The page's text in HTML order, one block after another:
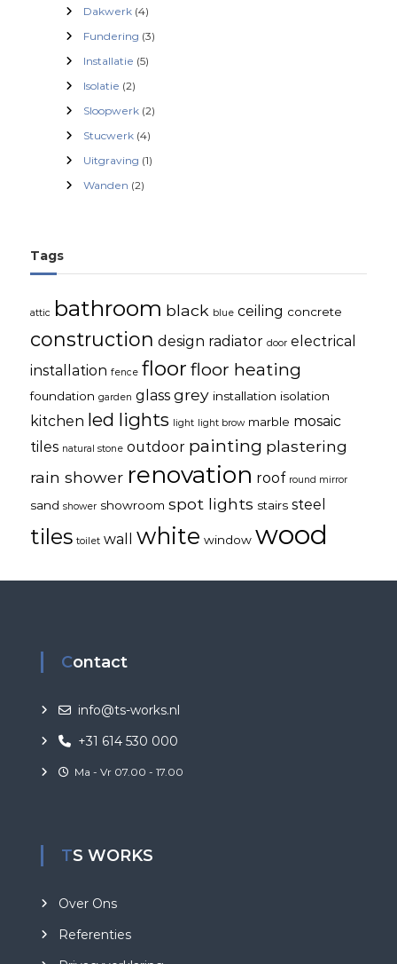
Dakwerk (4)
Fundering (3)
Installatie (5)
Isolatie (2)
Sloopwerk (2)
Stucwerk (4)
Uitgraving (1)
Wanden (2)
Tags
attic bathroom black blue ceiling concrete
construction design radiator door electrical
installation fence floor floor heating
foundation garden glass grey installation isolation
kitchen led lights light light brow marble mosaic
tiles natural stone outdoor painting plastering
rain shower renovation roof round mirror
sand shower showroom spot lights stairs steel
tiles toilet wall white window wood
Contact
info@ts-works.nl
+31 614 530 000
Ma - Vr 07.00 - 17.00
TS WORKS
Over Ons
Referenties